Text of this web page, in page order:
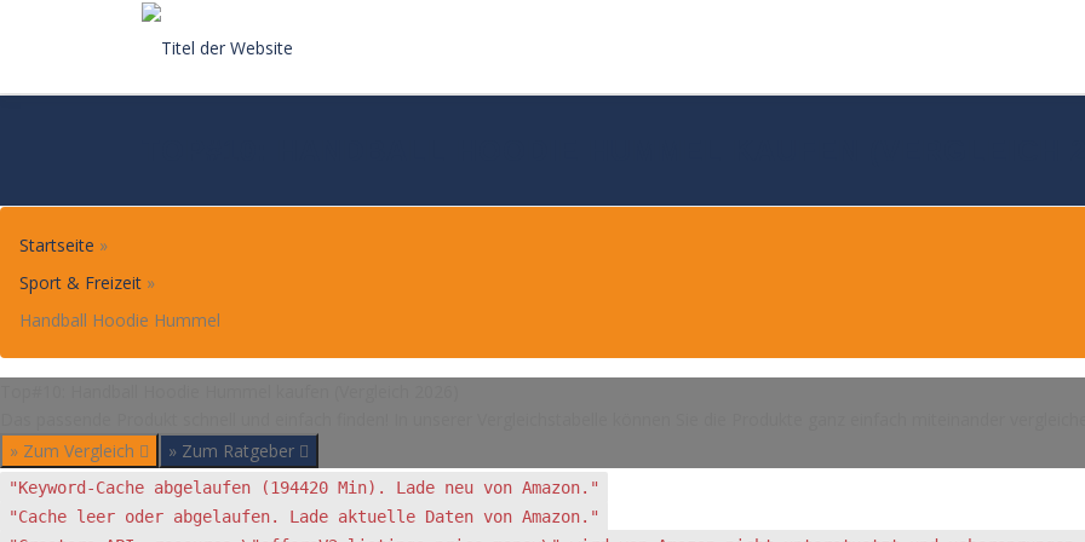
Startseite »
Sport & Freizeit »
Handball Hoodie Hummel
» Zum Vergleich
» Zum Ratgeber
"Keyword-Cache abgelaufen (194420 Min). Lade neu von Amazon."
"Cache leer oder abgelaufen. Lade aktuelle Daten von Amazon."